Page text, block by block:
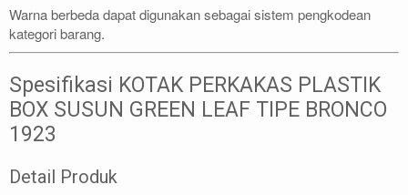
Warna berbeda dapat digunakan sebagai sistem pengkodean
kategori barang.
Spesifikasi KOTAK PERKAKAS PLASTIK
BOX SUSUN GREEN LEAF TIPE BRONCO
1923
Detail Produk